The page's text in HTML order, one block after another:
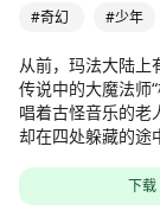
#奇幻 #少年
从前，玛法大陆上
传说中的大魔法师
唱着古怪音乐的老
却在四处躲藏的途
下载